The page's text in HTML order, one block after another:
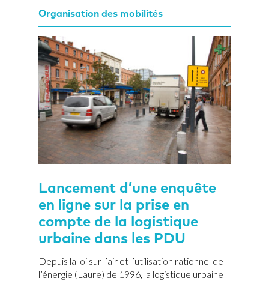
Organisation des mobilités
Lancement d’une enquête
en ligne sur la prise en
compte de la logistique
urbaine dans les PDU
Depuis la loi sur l’air et l’utilisation rationnel de
l’énergie (Laure) de 1996, la logistique urbaine